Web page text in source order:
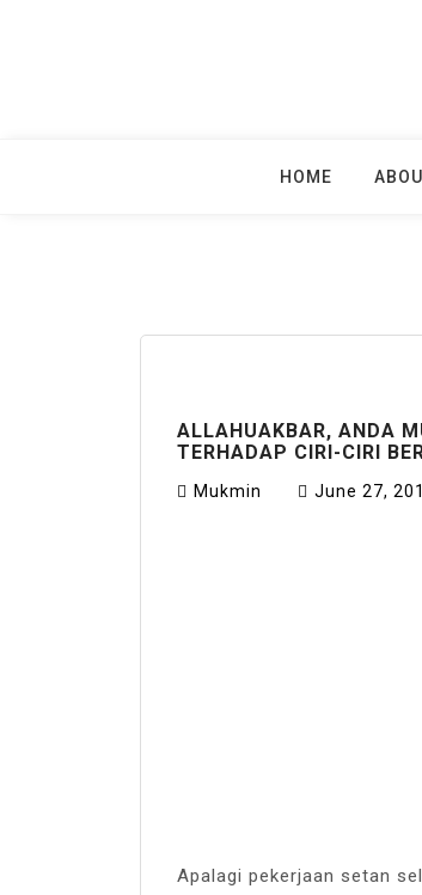
HOME
ALLAHUAKBAR, ANDA
TERHADAP CIRI-CIRI
Mukmin June 27,
Apalagi pekerjaan setan